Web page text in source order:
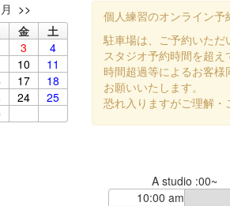
>>
金
土
3
4
10
11
17
18
24
25
個人練習のオンライン
駐車場は、ご予約いただ
スタジオ予約時間を超え
時間超過等によるお客
お願いいたします。
恐れ入りますがご理解・
A studio :00~
10:00 am